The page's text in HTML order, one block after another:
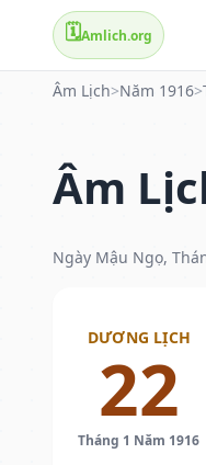
🗓️Amlich.org
Âm Lịch>Năm 1916>
Âm
Ngày Mậu Ngọ,
DƯƠNG LỊCH
22
Tháng 1 Năm 1916